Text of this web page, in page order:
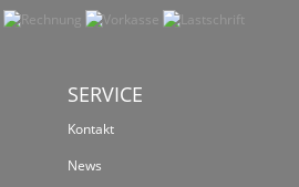
SERVICE
Kontakt
News